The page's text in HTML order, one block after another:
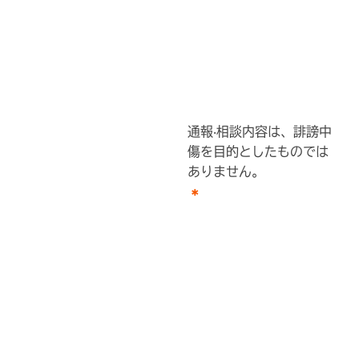
通報‧相談内容は、誹謗中
傷を目的としたものでは
ありません。